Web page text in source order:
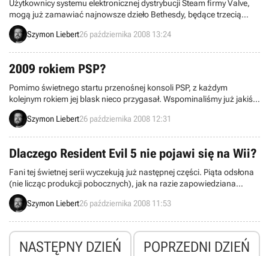
Użytkownicy systemu elektronicznej dystrybucji Steam firmy Valve,
mogą już zamawiać najnowsze dzieło Bethesdy, będące trzecią
odsłoną niezwykle wpływowej serii Fallout. Produkt będzie dostępny
do ściągnięcia 28 października w Ameryce oraz 31 października w
Szymon Liebert26 października 2008 13:24
2009 rokiem PSP?
Pomimo świetnego startu przenośnej konsoli PSP, z każdym
kolejnym rokiem jej blask nieco przygasał. Wspominaliśmy już jakiś
czas temu o zniżkowej tendencji w kwestii gier produkowanych
przez niezależnych producentów na tę platformę. Sytuacja według
Szymon Liebert26 października 2008 12:31
Dlaczego Resident Evil 5 nie pojawi się na Wii?
Fani tej świetnej serii wyczekują już następnej części. Piąta odsłona
(nie licząc produkcji pobocznych), jak na razie zapowiedziana
została na Xbox 360 oraz PlayStation 3 (istnieje też nikła szansa
edycji na pecety). Wielu graczy rozczarował brak planów co do
twórców gry, konsola Wii nie uciągnęłaby nawet ekranu startowego.
Szymon Liebert26 października 2008 11:53
NASTĘPNY DZIEŃ POPRZEDNI DZIEŃ